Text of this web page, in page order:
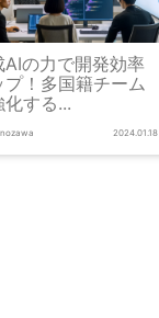
AIの力で開発効率
プ！多国籍チーム
化する...
nozawa 2024.01.18